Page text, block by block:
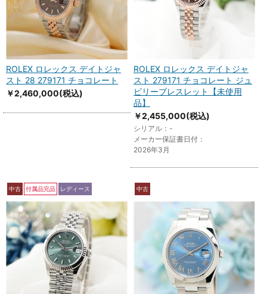
ROLEX ロレックス デイトジャ
スト 28 279171 チョコレート
￥2,460,000(税込)
ROLEX ロレックス デイトジャ
スト 279171 チョコレート ジュ
ビリーブレスレット【未使用
品】
￥2,455,000(税込)
シリアル：-
メーカー保証書日付：
2026年3月
中古 付属品完品 レディース 中古